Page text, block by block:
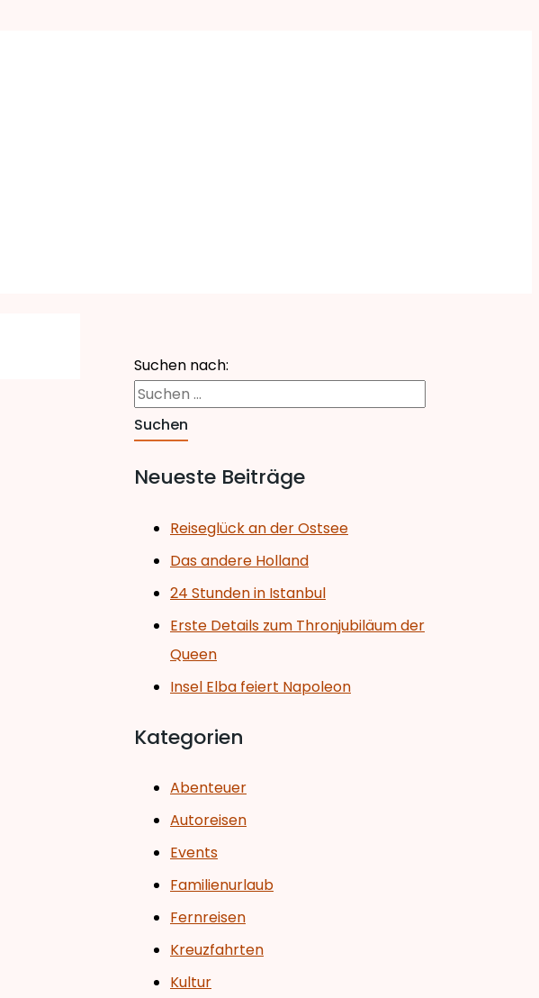
Suchen nach:
Neueste Beiträge
Reiseglück an der Ostsee
Das andere Holland
24 Stunden in Istanbul
Erste Details zum Thronjubiläum der
Queen
Insel Elba feiert Napoleon
Kategorien
Abenteuer
Autoreisen
Events
Familienurlaub
Fernreisen
Kreuzfahrten
Kultur